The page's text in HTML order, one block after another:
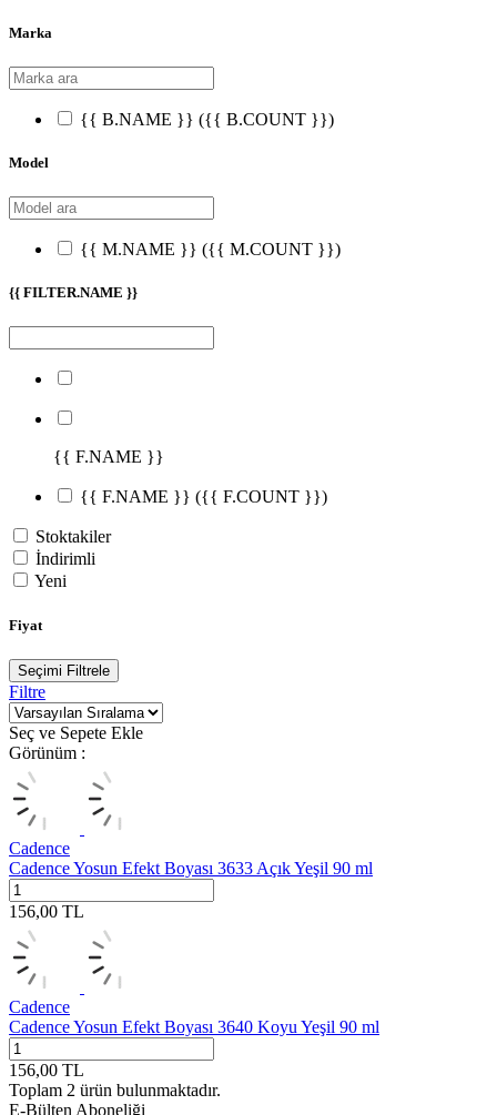
Marka
{{ B.NAME }} ({{ B.COUNT }})
Model
{{ M.NAME }} ({{ M.COUNT }})
{{ FILTER.NAME }}
{{ F.NAME }}
{{ F.NAME }} ({{ F.COUNT }})
Stoktakiler
İndirimli
Yeni
Fiyat
Seçimi Filtrele
Filtre
Seç ve Sepete Ekle
Görünüm :
Cadence
Cadence Yosun Efekt Boyası 3633 Açık Yeşil 90 ml
156,00 TL
Cadence
Cadence Yosun Efekt Boyası 3640 Koyu Yeşil 90 ml
156,00 TL
Toplam 2 ürün bulunmaktadır.
E-Bülten Aboneliği